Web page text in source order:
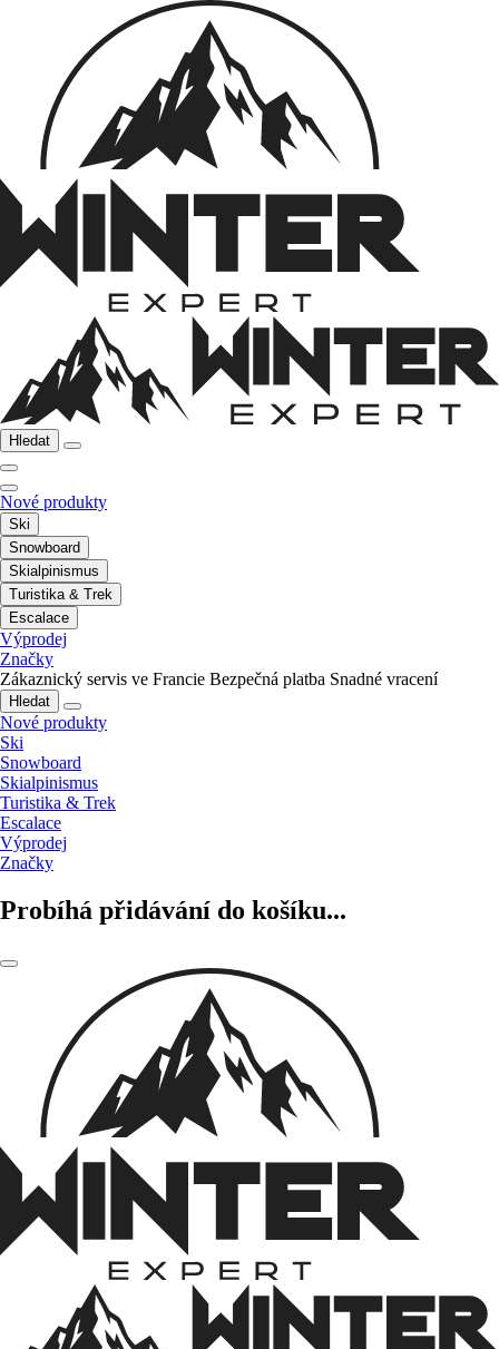
Hledat
Nové produkty
Ski
Snowboard
Skialpinismus
Turistika & Trek
Escalace
Výprodej
Značky
Zákaznický servis ve Francie Bezpečná platba Snadné vracení
Hledat
Nové produkty
Ski
Snowboard
Skialpinismus
Turistika & Trek
Escalace
Výprodej
Značky
Probíhá přidávání do košíku...